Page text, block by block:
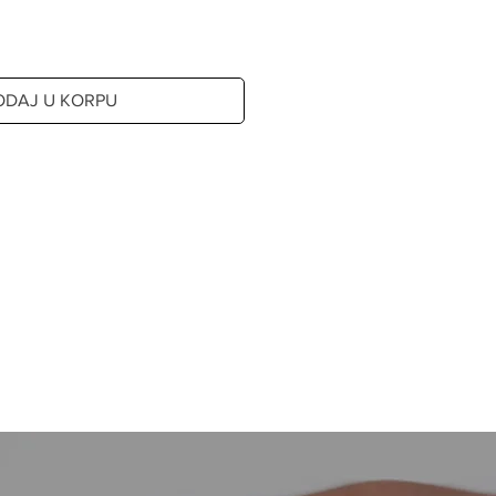
U KORPU